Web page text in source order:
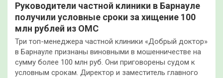
Руководители частной клиники в Барнауле
получили условные сроки за хищение 100
млн рублей из ОМС
Три топ-менеджера частной клиники «Добрый доктор»
в Барнауле признаны виновными в мошенничестве на
сумму более 100 млн руб. Они приговорены судом к
условным срокам. Директор и заместитель главного